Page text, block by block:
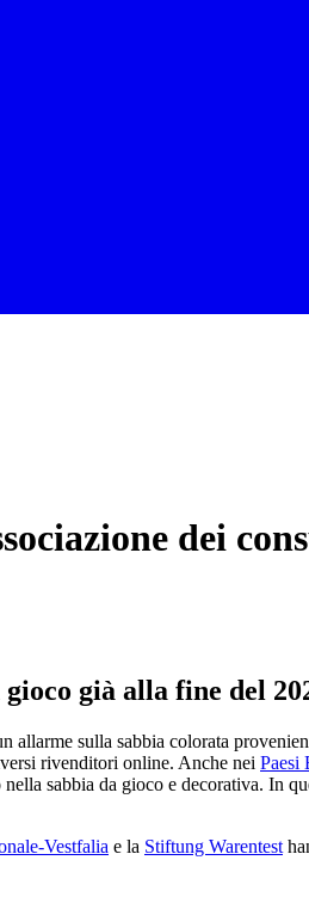
dei
già alla fine del
allarme sulla sabbia colorata
rivenditori online. Anche nei Paesi
sabbia da gioco e decorativa. In
Vestfalia e la Stiftung Warentest